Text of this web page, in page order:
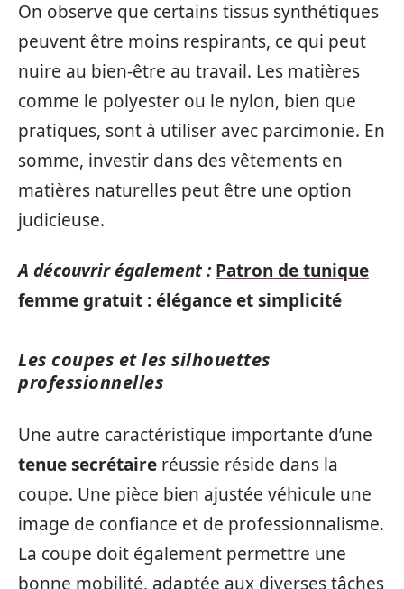
On observe que certains tissus synthétiques
peuvent être moins respirants, ce qui peut
nuire au bien-être au travail. Les matières
comme le polyester ou le nylon, bien que
pratiques, sont à utiliser avec parcimonie. En
somme, investir dans des vêtements en
matières naturelles peut être une option
judicieuse.
A découvrir également : Patron de tunique
femme gratuit : élégance et simplicité
Les coupes et les silhouettes
professionnelles
Une autre caractéristique importante d’une
tenue secrétaire réussie réside dans la
coupe. Une pièce bien ajustée véhicule une
image de confiance et de professionnalisme.
La coupe doit également permettre une
bonne mobilité, adaptée aux diverses tâches